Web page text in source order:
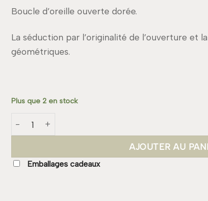
Boucle d’oreille ouverte dorée.
La séduction par l’originalité de l’ouverture et
géométriques.
Plus que 2 en stock
AJOUTER AU
Emballages cadeaux